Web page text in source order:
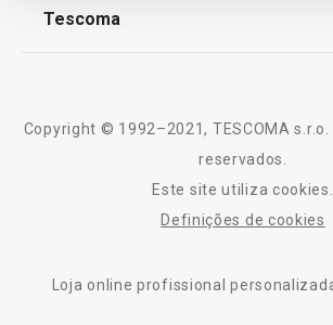
Perguntas Frequentes
Tescoma
Copyright © 1992–2021, TESCOMA
reservados.
Este site utiliza cookies.
Definições de cookies
Loja online profissional